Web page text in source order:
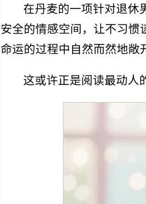
在丹麦的一项针对退休
安全的情感空间，让不习惯
命运的过程中自然而然地敞
这或许正是阅读最动